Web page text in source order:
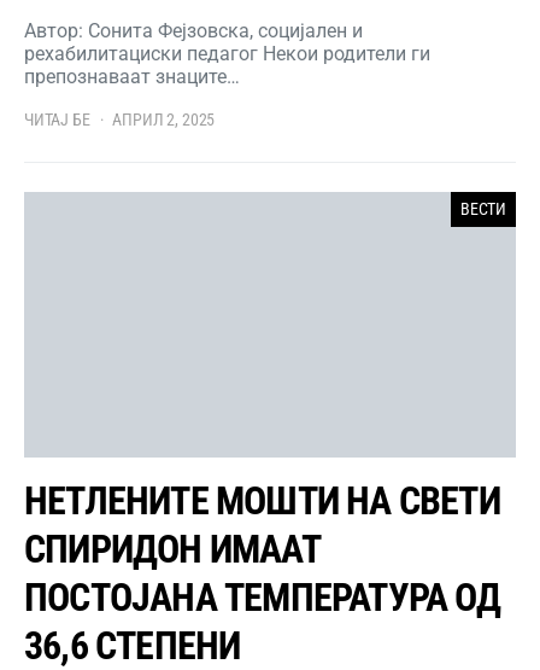
Автор: Сонита Фејзовска, социјален и
рехабилитациски педагог Некои родители ги
препознаваат знаците…
ЧИТАЈ БЕ АПРИЛ 2, 2025
ВЕСТИ
НЕТЛЕНИТЕ МОШТИ НА СВЕТИ
СПИРИДОН ИМААТ
ПОСТОЈАНА ТЕМПЕРАТУРА ОД
36,6 СТЕПЕНИ